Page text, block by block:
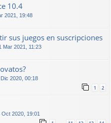
10.4
2021, 19:48
sus juegos en suscripciones
Mar 2021, 11:23
2020, 00:18
1 2
Oct 2020, 19:01